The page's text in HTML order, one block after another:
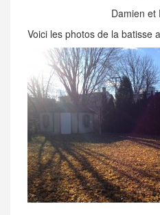
Damien et
Voici les photos de la batisse